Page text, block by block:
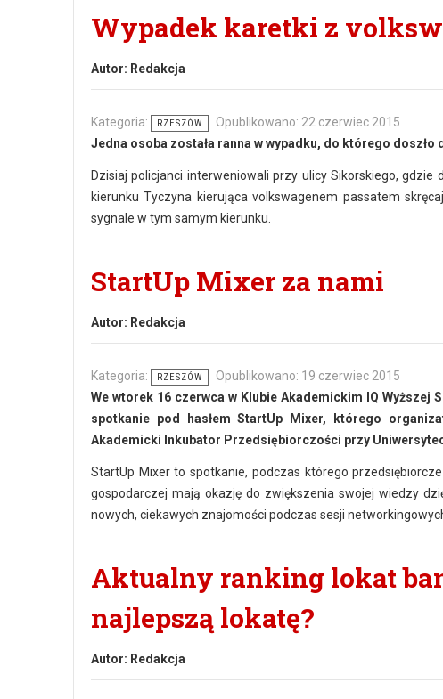
Wypadek karetki z
Autor: Redakcja
Kategoria: RZESZÓW
Opublikowano: 22 czerwiec 2015
Jedna osoba została ranna w wypadku, do którego
Dzisiaj policjanci interweniowali przy ulicy Sikorskiego,
kierunku Tyczyna kierująca volkswagenem passatem
sygnale w tym samym kierunku.
StartUp Mixer za nami
Autor: Redakcja
Kategoria: RZESZÓW
Opublikowano: 19 czerwiec 2015
We wtorek 16 czerwca w Klubie Akademickim IQ Wyższej
spotkanie pod hasłem StartUp Mixer, którego
Akademicki Inkubator Przedsiębiorczości przy
StartUp Mixer to spotkanie, podczas którego
gospodarczej mają okazję do zwiększenia swojej wiedzy
nowych, ciekawych znajomości podczas sesji
Aktualny ranking lokat
najlepszą lokatę?
Autor: Redakcja